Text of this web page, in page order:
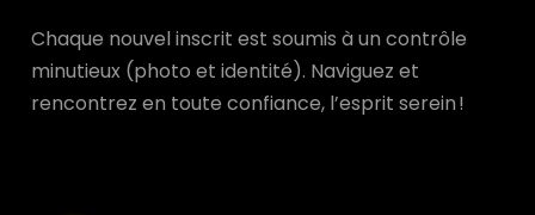
Chaque nouvel inscrit est soumis à un contrôle
minutieux (photo et identité). Naviguez et
rencontrez en toute confiance, l’esprit serein !